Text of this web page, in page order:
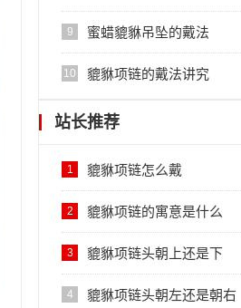
9 蜜蜡貔貅吊坠的戴法
10 貔貅项链的戴法讲究
站长推荐
1 貔貅项链怎么戴
2 貔貅项链的寓意是什么
3 貔貅项链头朝上还是下
4 貔貅项链头朝左还是朝右